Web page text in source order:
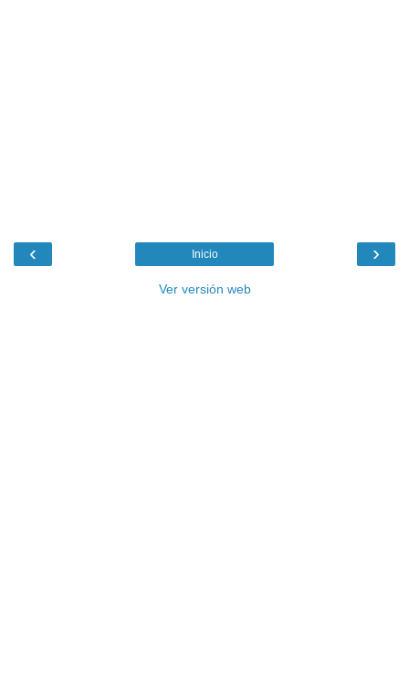
‹ ›
Inicio
Ver versión web